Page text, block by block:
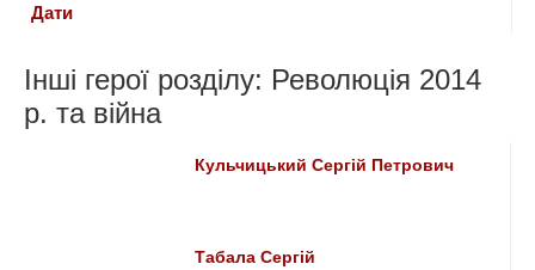
Дати
Інші герої розділу: Революція 2014
р. та війна
Кульчицький Сергій Петрович
Табала Сергій